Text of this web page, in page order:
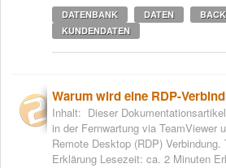
DATENBANK DATEN
KUNDENDATEN
Inhalt: Dieser
in der Fernwartung via TeamViewer
Remote Desktop (RDP)
Erklärung Lesezeit: ca. 2 Minuten